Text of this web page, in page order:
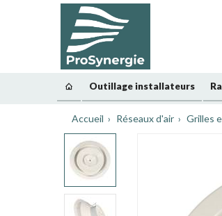
Outillage installateurs
Accueil Réseaux d'air Grilles